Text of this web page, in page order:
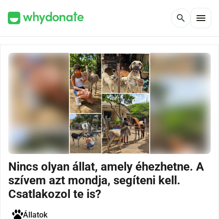
search menu
Nincs olyan állat, amely éhezhetne. A
szívem azt mondja, segíteni kell.
Csatlakozol te is?
Állatok